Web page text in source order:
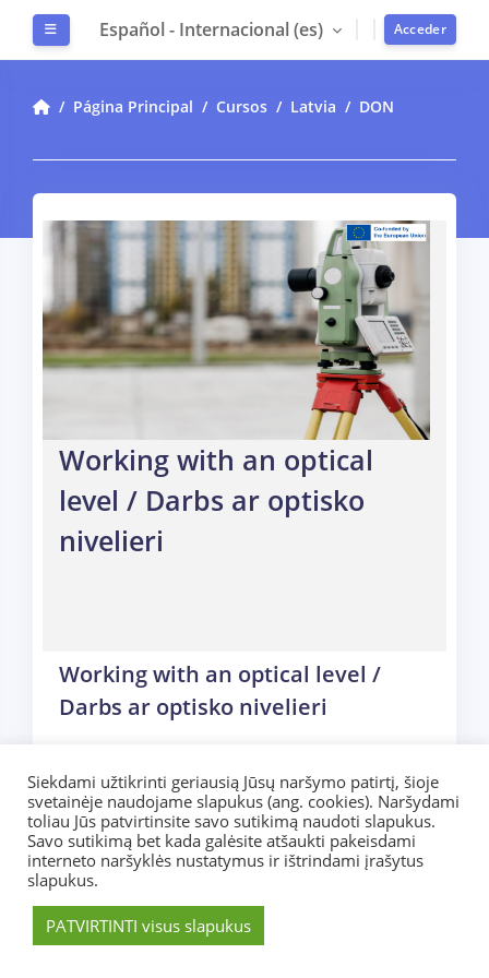
Salta al contenido principal
Panel lateral
Español - Internacional ‎(es)‎ Acceder
Página Principal Cursos Latvia DON
Working with an optical
level / Darbs ar optisko
nivelieri
Working with an optical level /
Darbs ar optisko nivelieri
Siekdami užtikrinti geriausią Jūsų naršymo patirtį, šioje
svetainėje naudojame slapukus (ang. cookies). Naršydami
toliau Jūs patvirtinsite savo sutikimą naudoti slapukus.
Savo sutikimą bet kada galėsite atšaukti pakeisdami
interneto naršyklės nustatymus ir ištrindami įrašytus
slapukus.
PATVIRTINTI visus slapukus